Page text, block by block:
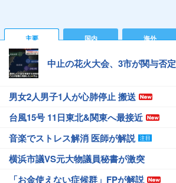
主要 国内 海外
中止の花火大会、3市が関与否定
男女2人男子1人が心肺停止 搬送
台風15号 11日東北&関東へ最接近
音楽でストレス解消 医師が解説
横浜市議VS元大物議員秘書が激突
「お金使えない症候群」FPが解説